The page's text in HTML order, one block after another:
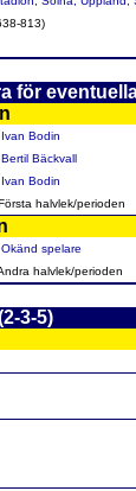
813)
för
Ivan Bodin
Bertil Bäckvall
Ivan Bodin
halvlek/perioden
Okänd spelare
halvlek/perioden
3-5)